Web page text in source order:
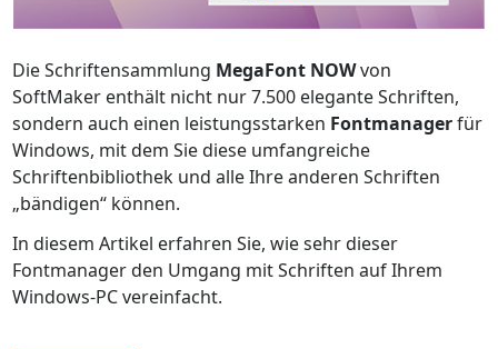
Die Schriftensammlung MegaFont NOWvon
SoftMaker enthält nicht nur 7.500 elegante Schriften,
sondern auch einen leistungsstarken Fontmanagerfür
Windows, mit dem Sie diese umfangreiche
Schriftenbibliothek und alle Ihre anderen Schriften
„bändigen“ können.
In diesem Artikel erfahren Sie, wie sehr dieser
Fontmanager den Umgang mit Schriften auf Ihrem
Windows-PC vereinfacht.